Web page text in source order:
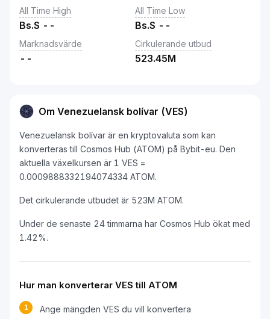
All Time High
Bs.S --
All Time Low
Bs.S --
Marknadsvärde
--
Cirkulerande utbud
523.45M
Om Venezuelansk bolívar (VES)
Venezuelansk bolívar är en kryptovaluta som kan
konverteras till Cosmos Hub (ATOM) på Bybit-eu. Den
aktuella växelkursen är 1 VES =
0.0009888332194074334 ATOM.
Det cirkulerande utbudet är 523M ATOM.
Under de senaste 24 timmarna har Cosmos Hub ökat med
1.42%.
Hur man konverterar VES till ATOM
1 Ange mängden VES du vill konvertera